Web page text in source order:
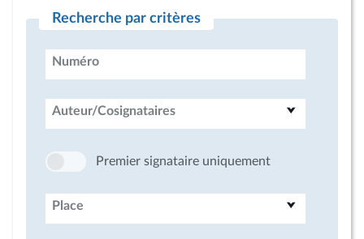
Recherche par critères
Numéro
Auteur/Cosignataires
Premier signataire uniquement
Place